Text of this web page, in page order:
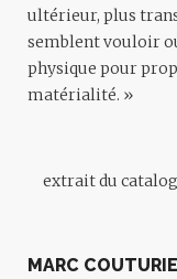
ultérieur, plus
semblent vouloir
physique pour
matérialité. »
extrait du
MARC